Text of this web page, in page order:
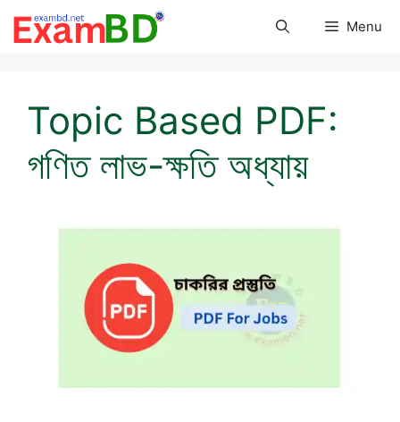
Menu
Topic Based PDF:
গণিত লাভ-ক্ষতি অধ্যায়